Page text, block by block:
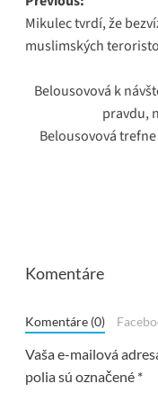
navigation
Mikulec tvrdí, že
muslimských
Belousovová k
pravdu,
Belousovová
Komentáre
Komentáre (0)
Vaša e-mailová
polia sú označené *